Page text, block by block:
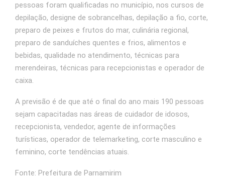
pessoas foram qualificadas no município, nos cursos de
depilação, designe de sobrancelhas, depilação a fio, corte,
preparo de peixes e frutos do mar, culinária regional,
preparo de sanduíches quentes e frios, alimentos e
bebidas, qualidade no atendimento, técnicas para
merendeiras, técnicas para recepcionistas e operador de
caixa.
A previsão é de que até o final do ano mais 190 pessoas
sejam capacitadas nas áreas de cuidador de idosos,
recepcionista, vendedor, agente de informações
turísticas, operador de telemarketing, corte masculino e
feminino, corte tendências atuais.
Fonte: Prefeitura de Parnamirim